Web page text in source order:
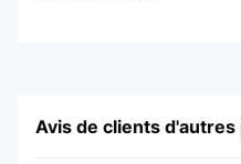
Avis de clients d'autres